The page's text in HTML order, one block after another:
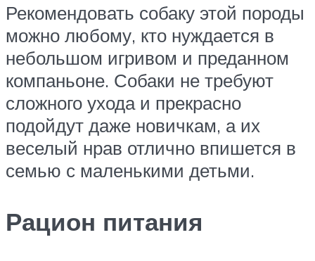
Рекомендовать собаку этой породы
можно любому, кто нуждается в
небольшом игривом и преданном
компаньоне. Собаки не требуют
сложного ухода и прекрасно
подойдут даже новичкам, а их
веселый нрав отлично впишется в
семью с маленькими детьми.
Рацион питания